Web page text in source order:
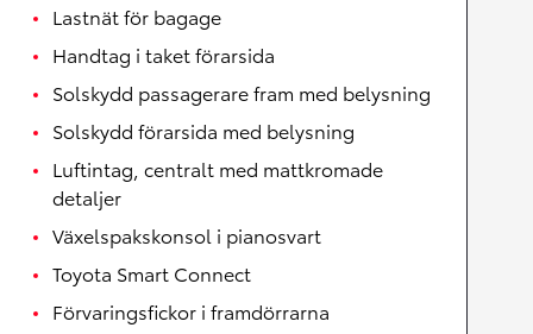
Lastnät för bagage
Handtag i taket förarsida
Solskydd passagerare fram med belysning
Solskydd förarsida med belysning
Luftintag, centralt med mattkromade
detaljer
Växelspakskonsol i pianosvart
Toyota Smart Connect
Förvaringsfickor i framdörrarna